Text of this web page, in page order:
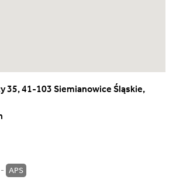
35, 41-103 Siemianowice Śląskie,
APS